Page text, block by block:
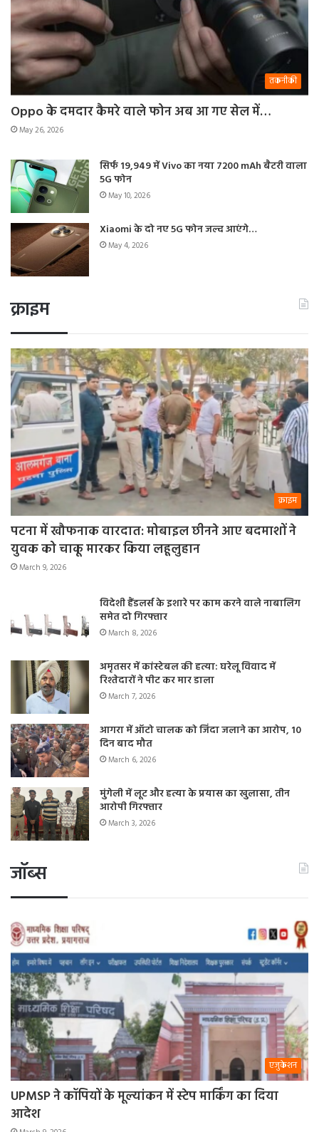
तकनीकी
Oppo के दमदार कैमरे वाले फोन अब आ गए सेल में…
May 26, 2026
सिर्फ 19,949 में Vivo का नया 7200 mAh बैटरी वाला
5G फोन
May 10, 2026
Xiaomi के दो नए 5G फोन जल्द आएंगे…
May 4, 2026
क्राइम
क्राइम
पटना में खौफनाक वारदात: मोबाइल छीनने आए बदमाशों ने
युवक को चाकू मारकर किया लहूलुहान
March 9, 2026
विदेशी हैंडलर्स के इशारे पर काम करने वाले नाबालिग
समेत दो गिरफ्तार
March 8, 2026
अमृतसर में कांस्टेबल की हत्या: घरेलू विवाद में
रिश्तेदारों ने पीट कर मार डाला
March 7, 2026
आगरा में ऑटो चालक को जिंदा जलाने का आरोप, 10
दिन बाद मौत
March 6, 2026
मुंगेली में लूट और हत्या के प्रयास का खुलासा, तीन
आरोपी गिरफ्तार
March 3, 2026
जॉब्स
एजुकेशन
UPMSP ने कॉपियों के मूल्यांकन में स्टेप मार्किंग का दिया
आदेश